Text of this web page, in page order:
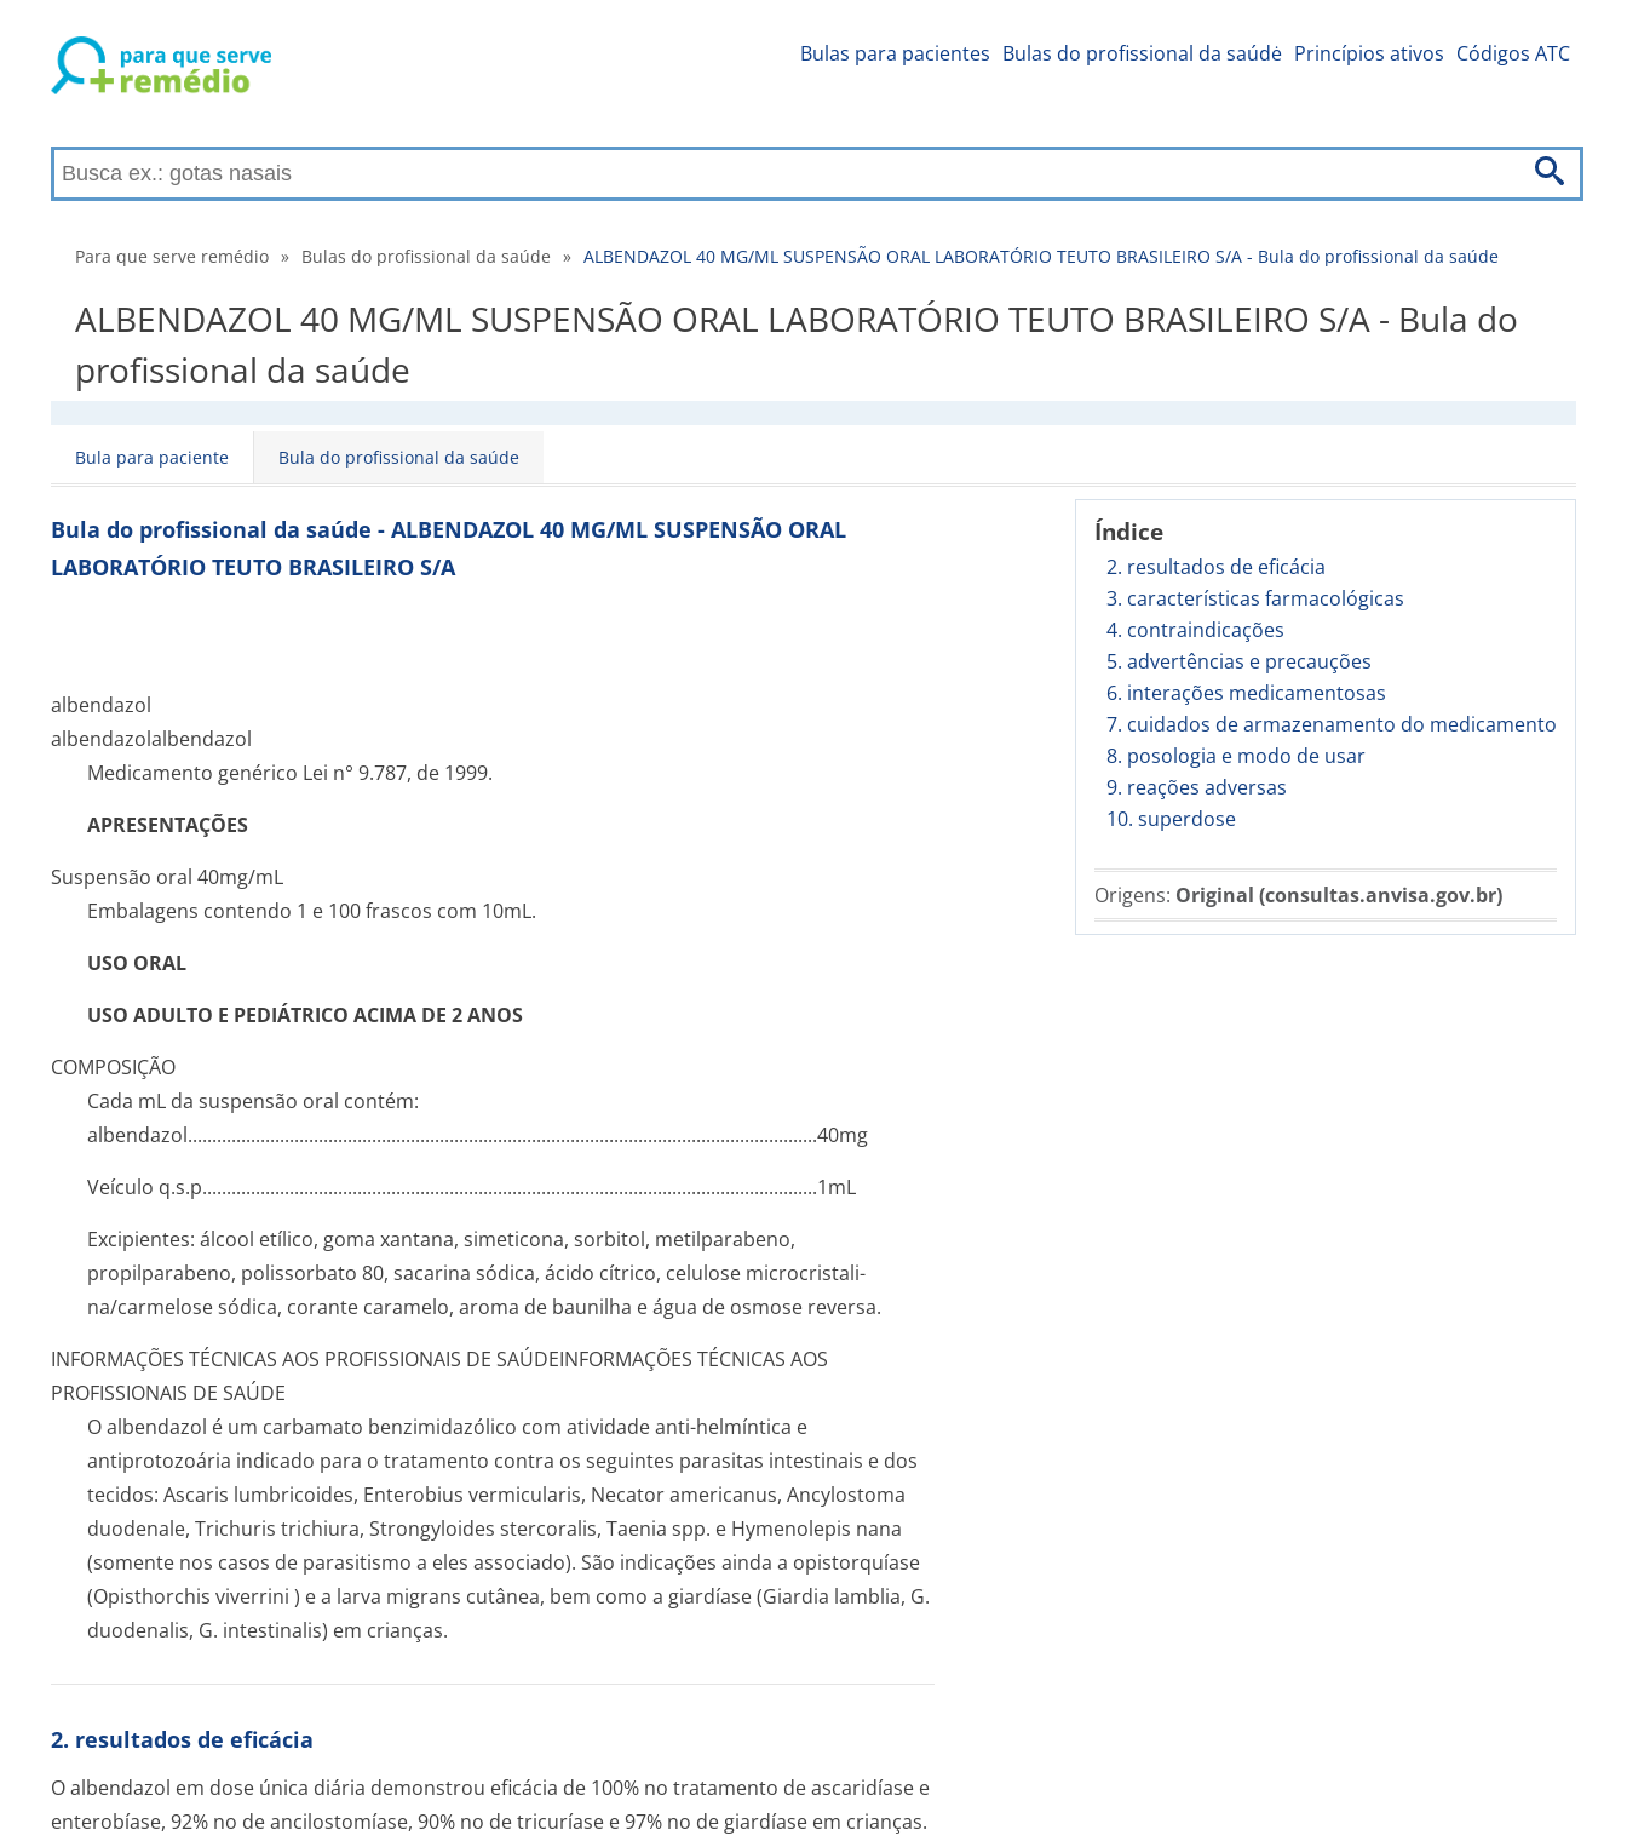
Bulas para pacientes Bulas do profissional da saúdė Princípios ativos Códigos ATC
Para que serve remédio » Bulas do profissional da saúde » ALBENDAZOL 40 MG/ML SUSPENSÃO ORAL LABORATÓRIO TEUTO BRASILEIRO S/A - Bula do profissional da saúde
ALBENDAZOL 40 MG/ML SUSPENSÃO ORAL LABORATÓRIO TEUTO BRASILEIRO S/A - Bula do
profissional da saúde
Bula para paciente Bula do profissional da saúde
Índice
2. resultados de eficácia
3. características farmacológicas
4. contraindicações
5. advertências e precauções
6. interações medicamentosas
7. cuidados de armazenamento do medicamento
8. posologia e modo de usar
9. reações adversas
10. superdose
Origens: Original (consultas.anvisa.gov.br)
Bula do profissional da saúde - ALBENDAZOL 40 MG/ML SUSPENSÃO ORAL
LABORATÓRIO TEUTO BRASILEIRO S/A
albendazol
albendazolalbendazol
Medicamento genérico Lei n° 9.787, de 1999.
APRESENTAÇÕES
Suspensão oral 40mg/mL
Embalagens contendo 1 e 100 frascos com 10mL.
USO ORAL
USO ADULTO E PEDIÁTRICO ACIMA DE 2 ANOS
COMPOSIÇÃO
Cada mL da suspensão oral contém:
albendazol...­.............­.............­.............­.............­.............­.............­.............­.............­.............­..........40mg
Veículo q.s.p........­.............­.............­.............­.............­.............­.............­.............­.............­.............­..1mL
Excipientes: álcool etílico, goma xantana, simeticona, sorbitol, metilparabeno,
propilparabeno, polissorbato 80, sacarina sódica, ácido cítrico, celulose microcristali­
na/carmelose sódica, corante caramelo, aroma de baunilha e água de osmose reversa.
INFORMAÇÕES TÉCNICAS AOS PROFISSIONAIS DE SAÚDEINFORMAÇÕES TÉCNICAS AOS
PROFISSIONAIS DE SAÚDE
O albendazol é um carbamato benzimidazólico com atividade anti-helmíntica e
antiprotozoária indicado para o tratamento contra os seguintes parasitas intestinais e dos
tecidos: Ascaris lumbricoides, Enterobius vermicularis, Necator americanus, Ancylostoma
duodenale, Trichuris trichiura, Strongyloides stercoralis, Taenia spp. e Hymenolepis nana
(somente nos casos de parasitismo a eles associado). São indicações ainda a opistorquíase
(Opisthorchis viverrini ) e a larva migrans cutânea, bem como a giardíase (Giardia lamblia, G.
duodenalis, G. intestinalis) em crianças.
2. resultados de eficácia
O albendazol em dose única diária demonstrou eficácia de 100% no tratamento de ascaridíase e
enterobíase, 92% no de ancilostomíase, 90% no de tricuríase e 97% no de giardíase em crianças.